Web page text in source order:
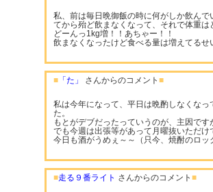
私、前は毎日晩御飯の時に何がしか飲ん
てから殆ど飲まなくなって、それで体重
どーんっ1kg増！！あちゃー！！
飲まなくなったけど食べる量は増えてるせ
■ 「た」 さんからのコメント ■
私は今年になって、平日は晩酌しなくなっ
た。
もとがデブだったっていうのが、主因です
でも今週は出張等があって月曜抜いただけ
今日も酒がうめぇ～～（只今、焼酎のロッ
■走る９番ライト さんからのコメント ■